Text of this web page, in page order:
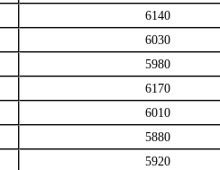
6140
6030
5980
6170
6010
5880
5920